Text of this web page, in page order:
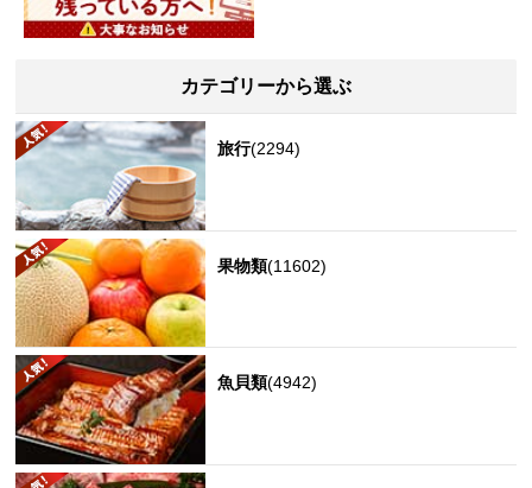
カテゴリーから選ぶ
旅行(2294)
果物類(11602)
魚貝類(4942)